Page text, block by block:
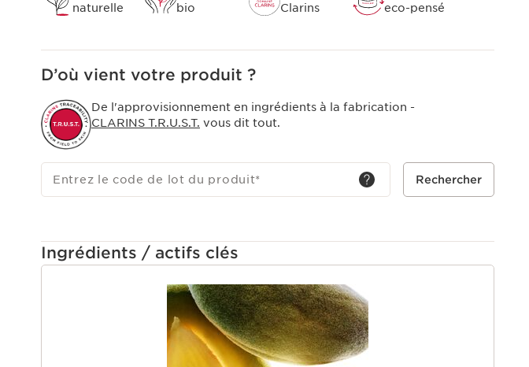
naturelle
bio
Clarins
eco-pensé
D’où vient votre produit ?
De l'approvisionnement en ingrédients à la fabrication -
CLARINS T.R.U.S.T. vous dit tout.
Entrez le code de lot du produit* Rechercher
Ingrédients / actifs clés
ALLER AU CONTENU